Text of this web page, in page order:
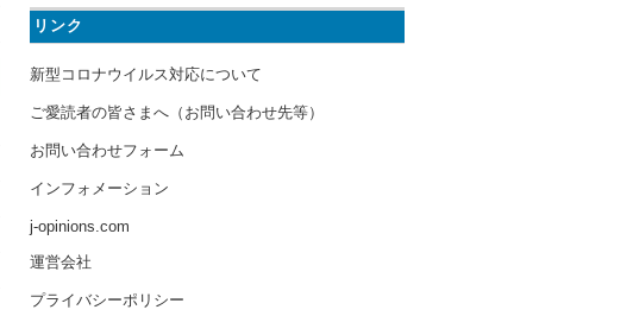
リンク
新型コロナウイルス対応について
ご愛読者の皆さまへ（お問い合わせ先等）
お問い合わせフォーム
インフォメーション
j-opinions.com
運営会社
プライバシーポリシー